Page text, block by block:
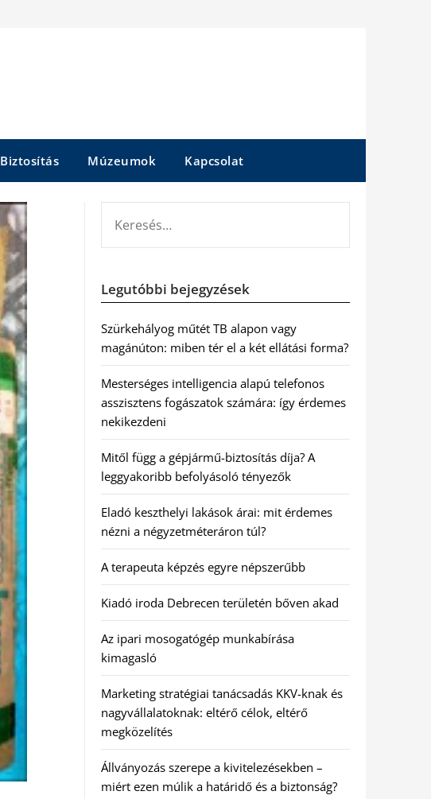
Biztosítás Múzeumok Kapcsolat
Legutóbbi bejegyzések
Szürkehályog műtét TB alapon vagy
magánúton: miben tér el a két ellátási forma?
Mesterséges intelligencia alapú telefonos
asszisztens fogászatok számára: így érdemes
nekikezdeni
Mitől függ a gépjármű-biztosítás díja? A
leggyakoribb befolyásoló tényezők
Eladó keszthelyi lakások árai: mit érdemes
nézni a négyzetméteráron túl?
A terapeuta képzés egyre népszerűbb
Kiadó iroda Debrecen területén bőven akad
Az ipari mosogatógép munkabírása
kimagasló
Marketing stratégiai tanácsadás KKV-knak és
nagyvállalatoknak: eltérő célok, eltérő
megközelítés
Állványozás szerepe a kivitelezésekben –
miért ezen múlik a határidő és a biztonság?